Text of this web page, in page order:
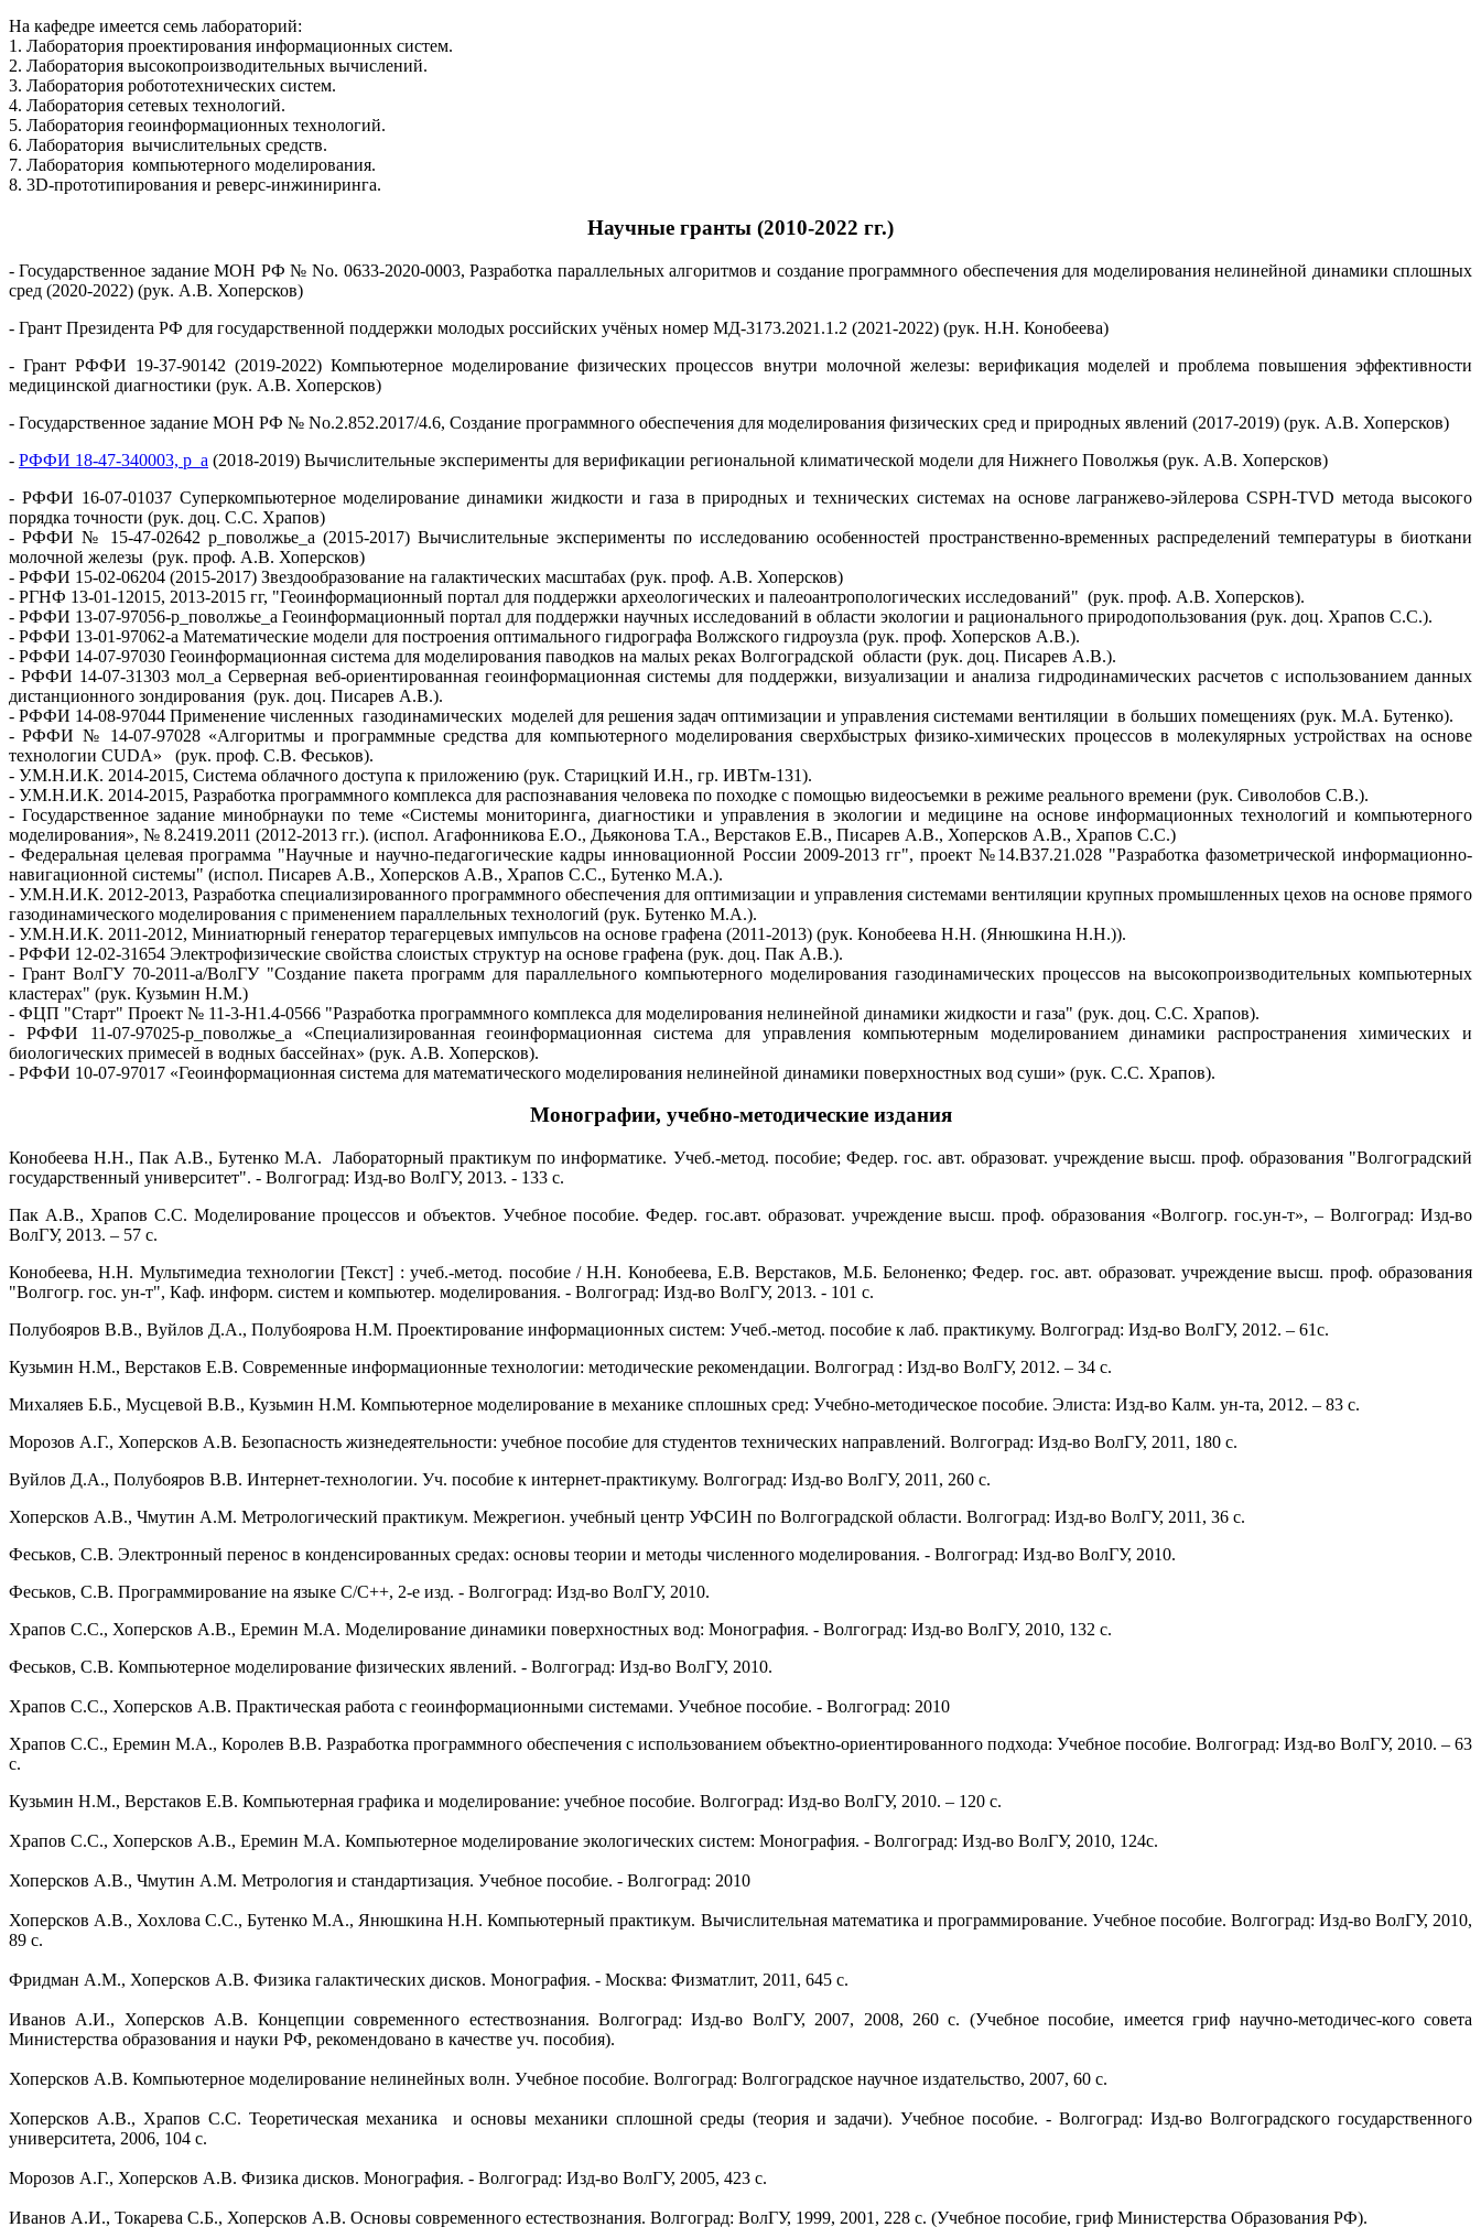
На кафедре имеется семь лабораторий:
1. Лаборатория проектирования информационных систем.
2. Лаборатория высокопроизводительных вычислений.
3. Лаборатория робототехнических систем.
4. Лаборатория сетевых технологий.
5. Лаборатория геоинформационных технологий.
6. Лаборатория вычислительных средств.
7. Лаборатория компьютерного моделирования.
8. 3D-прототипирования и реверс-инжиниринга.
Научные гранты (2010-2022 гг.)
- Государственное задание МОН РФ № No. 0633-2020-0003, Разработка параллельных алгоритмов и создание программного обеспечения для моделирования нелинейной динамики сплошных
сред (2020-2022) (рук. А.В. Хоперсков)
- Грант Президента РФ для государственной поддержки молодых российских учёных номер МД-3173.2021.1.2 (2021-2022) (рук. Н.Н. Конобеева)
- Грант РФФИ 19-37-90142 (2019-2022) Компьютерное моделирование физических процессов внутри молочной железы: верификация моделей и проблема повышения эффективности
медицинской диагностики (рук. А.В. Хоперсков)
- Государственное задание МОН РФ № No.2.852.2017/4.6, Создание программного обеспечения для моделирования физических сред и природных явлений (2017-2019) (рук. А.В. Хоперсков)
- РФФИ 18-47-340003, р_а (2018-2019) Вычислительные эксперименты для верификации региональной климатической модели для Нижнего Поволжья (рук. А.В. Хоперсков)
- РФФИ 16-07-01037 Суперкомпьютерное моделирование динамики жидкости и газа в природных и технических системах на основе лагранжево-эйлерова CSPH-TVD метода высокого
порядка точности (рук. доц. С.С. Храпов)
- РФФИ № 15-47-02642 р_поволжье_а (2015-2017) Вычислительные эксперименты по исследованию особенностей пространственно-временных распределений температуры в биоткани
молочной железы (рук. проф. А.В. Хоперсков)
- РФФИ 15-02-06204 (2015-2017) Звездообразование на галактических масштабах (рук. проф. А.В. Хоперсков)
- РГНФ 13-01-12015, 2013-2015 гг, "Геоинформационный портал для поддержки археологических и палеоантропологических исследований" (рук. проф. А.В. Хоперсков).
- РФФИ 13-07-97056-р_поволжье_а Геоинформационный портал для поддержки научных исследований в области экологии и рационального природопользования (рук. доц. Храпов С.С.).
- РФФИ 13-01-97062-а Математические модели для построения оптимального гидрографа Волжского гидроузла (рук. проф. Хоперсков А.В.).
- РФФИ 14-07-97030 Геоинформационная система для моделирования паводков на малых реках Волгоградской области (рук. доц. Писарев А.В.).
- РФФИ 14-07-31303 мол_а Серверная веб-ориентированная геоинформационная системы для поддержки, визуализации и анализа гидродинамических расчетов с использованием данных
дистанционного зондирования (рук. доц. Писарев А.В.).
- РФФИ 14-08-97044 Применение численных газодинамических моделей для решения задач оптимизации и управления системами вентиляции в больших помещениях (рук. М.А. Бутенко).
- РФФИ № 14-07-97028 «Алгоритмы и программные средства для компьютерного моделирования сверхбыстрых физико-химических процессов в молекулярных устройствах на основе
технологии CUDA» (рук. проф. С.В. Феськов).
- У.М.Н.И.К. 2014-2015, Система облачного доступа к приложению (рук. Старицкий И.Н., гр. ИВТм-131).
- У.М.Н.И.К. 2014-2015, Разработка программного комплекса для распознавания человека по походке с помощью видеосъемки в режиме реального времени (рук. Сиволобов С.В.).
- Государственное задание минобрнауки по теме «Системы мониторинга, диагностики и управления в экологии и медицине на основе информационных технологий и компьютерного
моделирования», № 8.2419.2011 (2012-2013 гг.). (испол. Агафонникова Е.О., Дьяконова Т.А., Верстаков Е.В., Писарев А.В., Хоперсков А.В., Храпов С.С.)
- Федеральная целевая программа "Научные и научно-педагогические кадры инновационной России 2009-2013 гг", проект №14.В37.21.028 "Разработка фазометрической информационно-
навигационной системы" (испол. Писарев А.В., Хоперсков А.В., Храпов С.С., Бутенко М.А.).
- У.М.Н.И.К. 2012-2013, Разработка специализированного программного обеспечения для оптимизации и управления системами вентиляции крупных промышленных цехов на основе прямого
газодинамического моделирования с применением параллельных технологий (рук. Бутенко М.А.).
- У.М.Н.И.К. 2011-2012, Миниатюрный генератор терагерцевых импульсов на основе графена (2011-2013) (рук. Конобеева Н.Н. (Янюшкина Н.Н.)).
- РФФИ 12-02-31654 Электрофизические свойства слоистых структур на основе графена (рук. доц. Пак А.В.).
- Грант ВолГУ 70-2011-а/ВолГУ "Создание пакета программ для параллельного компьютерного моделирования газодинамических процессов на высокопроизводительных компьютерных
кластерах" (рук. Кузьмин Н.М.)
- ФЦП "Старт" Проект № 11-3-Н1.4-0566 "Разработка программного комплекса для моделирования нелинейной динамики жидкости и газа" (рук. доц. С.С. Храпов).
- РФФИ 11-07-97025-р_поволжье_а «Специализированная геоинформационная система для управления компьютерным моделированием динамики распространения химических и
биологических примесей в водных бассейнах» (рук. А.В. Хоперсков).
- РФФИ 10-07-97017 «Геоинформационная система для математического моделирования нелинейной динамики поверхностных вод суши» (рук. С.С. Храпов).
Монографии, учебно-методические издания
Конобеева Н.Н., Пак А.В., Бутенко М.А. Лабораторный практикум по информатике. Учеб.-метод. пособие; Федер. гос. авт. образоват. учреждение высш. проф. образования "Волгоградский
государственный университет". - Волгоград: Изд-во ВолГУ, 2013. - 133 с.
Пак А.В., Храпов С.С. Моделирование процессов и объектов. Учебное пособие. Федер. гос.авт. образоват. учреждение высш. проф. образования «Волгогр. гос.ун-т», – Волгоград: Изд-во
ВолГУ, 2013. – 57 с.
Конобеева, Н.Н. Мультимедиа технологии [Текст] : учеб.-метод. пособие / Н.Н. Конобеева, Е.В. Верстаков, М.Б. Белоненко; Федер. гос. авт. образоват. учреждение высш. проф. образования
"Волгогр. гос. ун-т", Каф. информ. систем и компьютер. моделирования. - Волгоград: Изд-во ВолГУ, 2013. - 101 с.
Полубояров В.В., Вуйлов Д.А., Полубоярова Н.М. Проектирование информационных систем: Учеб.-метод. пособие к лаб. практикуму. Волгоград: Изд-во ВолГУ, 2012. – 61с.
Кузьмин Н.М., Верстаков Е.В. Современные информационные технологии: методические рекомендации. Волгоград : Изд-во ВолГУ, 2012. – 34 с.
Михаляев Б.Б., Мусцевой В.В., Кузьмин Н.М. Компьютерное моделирование в механике сплошных сред: Учебно-методическое пособие. Элиста: Изд-во Калм. ун-та, 2012. – 83 с.
Морозов А.Г., Хоперсков А.В. Безопасность жизнедеятельности: учебное пособие для студентов технических направлений. Волгоград: Изд-во ВолГУ, 2011, 180 с.
Вуйлов Д.А., Полубояров В.В. Интернет-технологии. Уч. пособие к интернет-практикуму. Волгоград: Изд-во ВолГУ, 2011, 260 с.
Хоперсков А.В., Чмутин А.М. Метрологический практикум. Межрегион. учебный центр УФСИН по Волгоградской области. Волгоград: Изд-во ВолГУ, 2011, 36 с.
Феськов, С.В. Электронный перенос в конденсированных средах: основы теории и методы численного моделирования. - Волгоград: Изд-во ВолГУ, 2010.
Феськов, С.В. Программирование на языке С/С++, 2-е изд. - Волгоград: Изд-во ВолГУ, 2010.
Храпов С.С., Хоперсков А.В., Еремин М.А. Моделирование динамики поверхностных вод: Монография. - Волгоград: Изд-во ВолГУ, 2010, 132 с.
Феськов, С.В. Компьютерное моделирование физических явлений. - Волгоград: Изд-во ВолГУ, 2010.
Храпов С.С., Хоперсков А.В. Практическая работа с геоинформационными системами. Учебное пособие. - Волгоград: 2010
Храпов С.С., Еремин М.А., Королев В.В. Разработка программного обеспечения с использованием объектно-ориентированного подхода: Учебное пособие. Волгоград: Изд-во ВолГУ, 2010. – 63
с.
Кузьмин Н.М., Верстаков Е.В. Компьютерная графика и моделирование: учебное пособие. Волгоград: Изд-во ВолГУ, 2010. – 120 с.
Храпов С.С., Хоперсков А.В., Еремин М.А. Компьютерное моделирование экологических систем: Монография. - Волгоград: Изд-во ВолГУ, 2010, 124с.
Хоперсков А.В., Чмутин А.М. Метрология и стандартизация. Учебное пособие. - Волгоград: 2010
Хоперсков А.В., Хохлова С.С., Бутенко М.А., Янюшкина Н.Н. Компьютерный практикум. Вычислительная математика и программирование. Учебное пособие. Волгоград: Изд-во ВолГУ, 2010,
89 с.
Фридман А.М., Хоперсков А.В. Физика галактических дисков. Монография. - Москва: Физматлит, 2011, 645 с.
Иванов А.И., Хоперсков А.В. Концепции современного естествознания. Волгоград: Изд-во ВолГУ, 2007, 2008, 260 с. (Учебное пособие, имеется гриф научно-методичес-кого совета
Министерства образования и науки РФ, рекомендовано в качестве уч. пособия).
Хоперсков А.В. Компьютерное моделирование нелинейных волн. Учебное пособие. Волгоград: Волгоградское научное издательство, 2007, 60 с.
Хоперсков А.В., Храпов С.С. Теоретическая механика и основы механики сплошной среды (теория и задачи). Учебное пособие. - Волгоград: Изд-во Волгоградского государственного
университета, 2006, 104 с.
Морозов А.Г., Хоперсков А.В. Физика дисков. Монография. - Волгоград: Изд-во ВолГУ, 2005, 423 c.
Иванов А.И., Токарева С.Б., Хоперсков А.В. Основы современного естествознания. Волгоград: ВолГУ, 1999, 2001, 228 с. (Учебное пособие, гриф Министерства Образования РФ).